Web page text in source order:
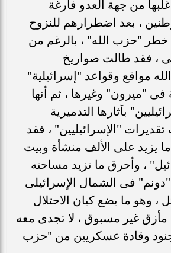
من جهة العدو فارغة
، بعد اضطرارهم للنزوح
خطر "حزب الله" ، بالرغم من
، فقد طالت صواريخ
مواقع وقواعد "إسرائيلية"
"ميرون" وغيرها ، ثم أنها
بآثارها التدميرية
"الإسرائيليين" ، فقد
يزيد على الألف منشأة وبيت
، وأحرق ما تزيد مساحته
فى الشمال الإسرائيلى
، وهو ما يضع كيان الاحتلال
مأزق غير مسبوق ، لا تجدى معه
وقادة عسكريين من "حزب